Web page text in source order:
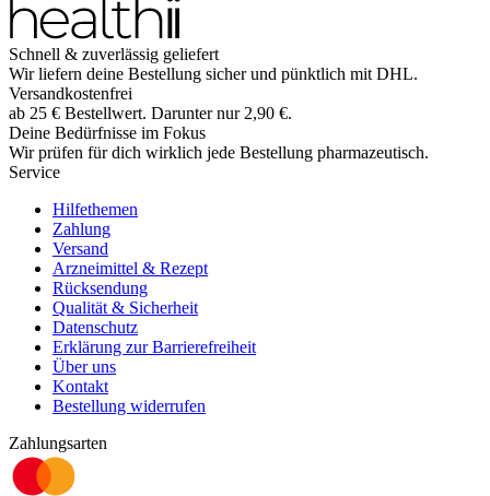
Schnell & zuverlässig geliefert
Wir liefern deine Bestellung sicher und pünktlich mit DHL.
Versandkostenfrei
ab 25 € Bestellwert. Darunter nur 2,90 €.
Deine Bedürfnisse im Fokus
Wir prüfen für dich wirklich jede Bestellung pharmazeutisch.
Service
Hilfethemen
Zahlung
Versand
Arzneimittel & Rezept
Rücksendung
Qualität & Sicherheit
Datenschutz
Erklärung zur Barrierefreiheit
Über uns
Kontakt
Bestellung widerrufen
Zahlungsarten